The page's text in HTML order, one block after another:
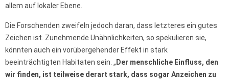
allem auf lokaler Ebene.
Die Forschenden zweifeln jedoch daran, dass letzteres ein gutes
Zeichen ist. Zunehmende Unähnlichkeiten, so spekulieren sie,
könnten auch ein vorübergehender Effekt in stark
beeinträchtigten Habitaten sein. „ Der menschliche Einfluss, den
wir finden, ist teilweise derart stark, dass sogar Anzeichen zu